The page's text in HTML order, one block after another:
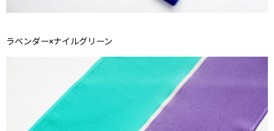
ラベンダー×ナイルグリーン